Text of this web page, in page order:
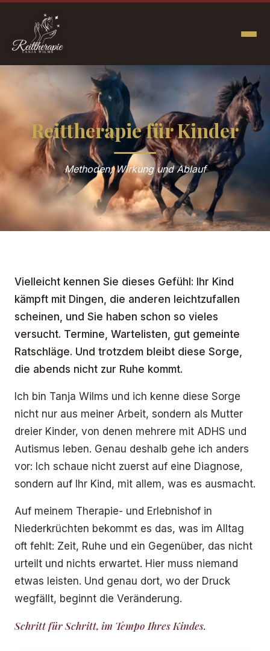
Reittherapie für Kinder
Methoden, Wirkung und Ablauf
Vielleicht kennen Sie dieses Gefühl: Ihr Kind
kämpft mit Dingen, die anderen leichtzufallen
scheinen, und Sie haben schon so vieles
versucht. Termine, Wartelisten, gut gemeinte
Ratschläge. Und trotzdem bleibt diese Sorge,
die abends nicht zur Ruhe kommt.
Ich bin Tanja Wilms und ich kenne diese Sorge
nicht nur aus meiner Arbeit, sondern als Mutter
dreier Kinder, von denen mehrere mit ADHS und
Autismus leben. Genau deshalb gehe ich anders
vor: Ich schaue nicht zuerst auf eine Diagnose,
sondern auf Ihr Kind, mit allem, was es ausmacht.
Auf meinem Therapie- und Erlebnishof in
Niederkrüchten bekommt es das, was im Alltag
oft fehlt: Zeit, Ruhe und ein Gegenüber, das nicht
urteilt und nichts erwartet. Hier muss niemand
etwas leisten. Und genau dort, wo der Druck
wegfällt, beginnt die Veränderung.
Schritt für Schritt, im Tempo Ihres Kindes.